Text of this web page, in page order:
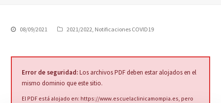
08/09/2021 2021/2022 Notificaciones COVID19
Error de seguridad:Los archivos PDF deben estar alojados en el
mismo dominio que este sitio.
El PDF está alojado en: https://www.escuelaclinicamompia.es , pero